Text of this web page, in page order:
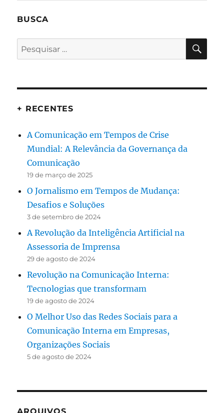
BUSCA
Pesquisar
por:
+ RECENTES
A Comunicação em Tempos de Crise
Mundial: A Relevância da Governança da
Comunicação
19 de março de 2025
O Jornalismo em Tempos de Mudança:
Desafios e Soluções
3 de setembro de 2024
A Revolução da Inteligência Artificial na
Assessoria de Imprensa
29 de agosto de 2024
Revolução na Comunicação Interna:
Tecnologias que transformam
19 de agosto de 2024
O Melhor Uso das Redes Sociais para a
Comunicação Interna em Empresas,
Organizações Sociais
5 de agosto de 2024